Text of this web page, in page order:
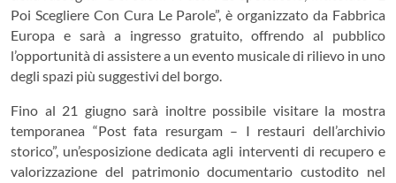
Poi Scegliere Con Cura Le Parole”, è organizzato da Fabbrica
Europa e sarà a ingresso gratuito, offrendo al pubblico
l’opportunità di assistere a un evento musicale di rilievo in uno
degli spazi più suggestivi del borgo.
Fino al 21 giugno sarà inoltre possibile visitare la mostra
temporanea “Post fata resurgam – I restauri dell’archivio
storico”, un’esposizione dedicata agli interventi di recupero e
valorizzazione del patrimonio documentario custodito nel